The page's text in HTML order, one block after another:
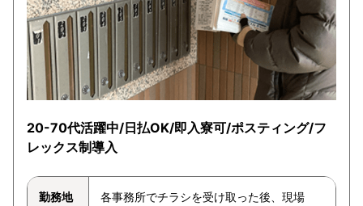
20-70代活躍中/日払OK/即入寮可/ポスティング/フ
レックス制導入
勤務地
各事務所でチラシを受け取った後、現場